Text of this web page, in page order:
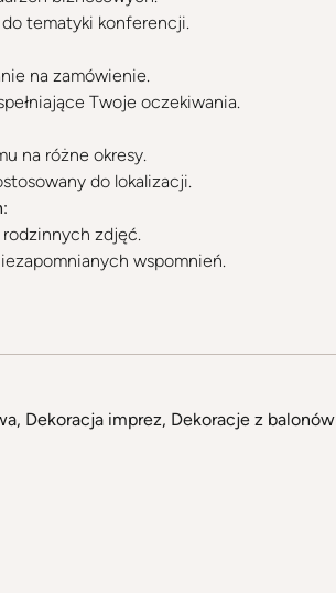
tematyki konferencji.
na zamówienie.
Twoje oczekiwania.
na różne okresy.
do lokalizacji.
rodzinnych zdjęć.
wspomnień.
, Dekoracja imprez, Dekoracje z balonów